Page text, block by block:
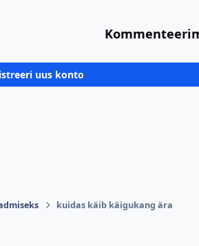
uus konto
kuidas käib käigukang ära